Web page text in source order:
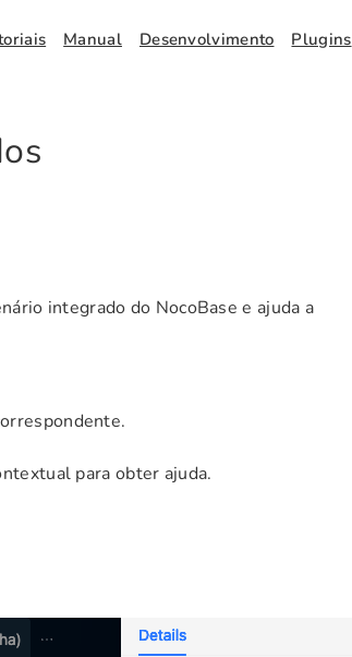
Manual Desenvolvimento Plugins
integrado do NocoBase e ajuda a
para obter ajuda.